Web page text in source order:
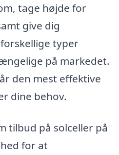
tage højde for
give dig
typer
på markedet.
den mest effektive
dine behov.
tilbud på solceller på
for at